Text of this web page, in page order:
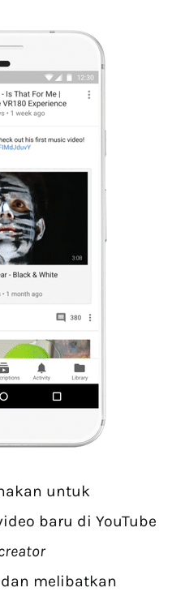
untuk
baru di YouTube
melibatkan